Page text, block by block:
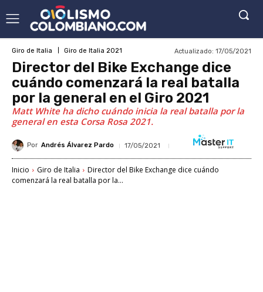
Giro de Italia Giro de Italia 2021 Actualizado: 17/05/2021
Director del Bike Exchange dice
cuándo comenzará la real batalla
por la general en el Giro 2021
Matt White ha dicho cuándo inicia la real batalla por la
general en esta Corsa Rosa 2021.
Por Andrés Álvarez Pardo 17/05/2021
Inicio Giro de Italia
Director del Bike Exchange dice cuándo
comenzará la real batalla por la...